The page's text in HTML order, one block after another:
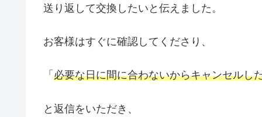
送り返して交換したいと伝えました。
お客様はすぐに確認してくださり、
「 必要な日に間に合わないからキャンセルし
と返信をいただき、